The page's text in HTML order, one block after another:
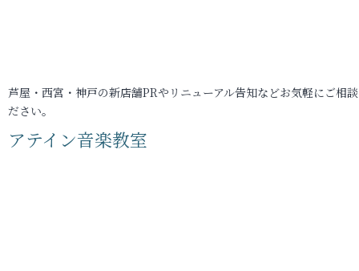
芦屋・西宮・神戸の新店舗PRやリニューアル告知などお気軽にご相
ださい。
アテイン音楽教室